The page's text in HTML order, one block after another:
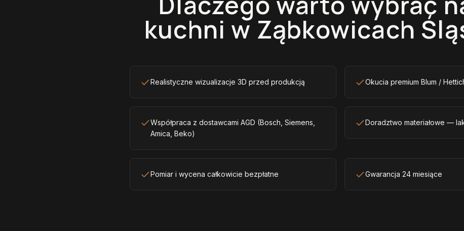
kuchni w Ząbkowicach
Realistyczne wizualizacje 3D przed produkcją Okucia premium Blum /
Współpraca z dostawcami AGD (Bosch, Siemens,
Amica, Beko)
Doradztwo materiałowe —
Pomiar i wycena całkowicie bezpłatne Gwarancja 24 miesiące